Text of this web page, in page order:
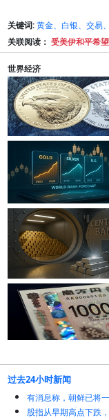
关键词: 黄金、白银、交易
关联阅读： 受美伊和平希
世界经济
过去24小时新闻
有消息称，朝鲜已将
股指从早期高点下跌